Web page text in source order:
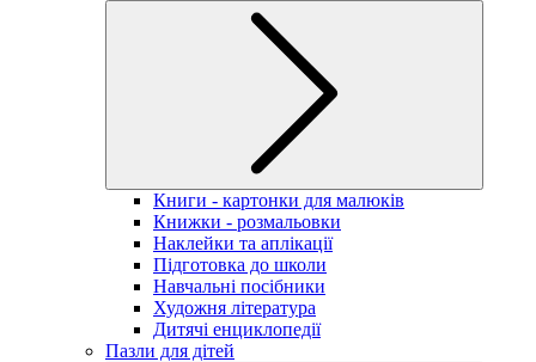
Книги - картонки для малюків
Книжки - розмальовки
Наклейки та аплікації
Підготовка до школи
Навчальні посібники
Художня література
Дитячі енциклопедії
Пазли для дітей